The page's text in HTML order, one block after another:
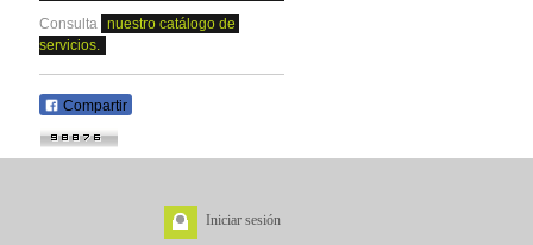
Consulta nuestro catálogo de
servicios.
Compartir
Iniciar sesión